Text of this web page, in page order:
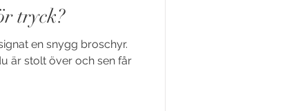
tryck?
en snygg broschyr.
är stolt över och sen får